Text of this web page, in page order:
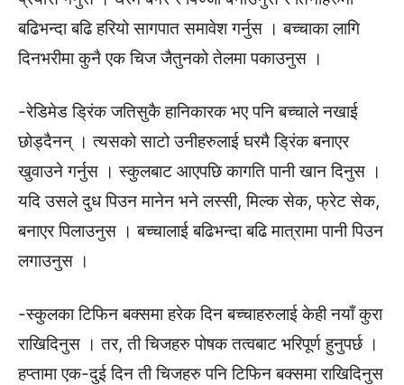
बढिभन्दा बढि हरियो सागपात समावेश गर्नुस । बच्चाका लागि
दिनभरीमा कुनै एक चिज जैतुनको तेलमा पकाउनुस ।
-रेडिमेड डि्रंक जतिसुकै हानिकारक भए पनि बच्चाले नखाई
छोड्दैनन् । त्यसको साटो उनीहरुलाई घरमै डि्रंक बनाएर
खुवाउने गर्नुस । स्कुलबाट आएपछि कागति पानी खान दिनुस ।
यदि उसले दुध पिउन मानेन भने लस्सी, मिल्क सेक, फ्रेट सेक,
बनाएर पिलाउनुस । बच्चालाई बढिभन्दा बढि मात्रामा पानी पिउन
लगाउनुस ।
-स्कुलका टिफिन बक्समा हरेक दिन बच्चाहरुलाई केही नयाँ कुरा
राखिदिनुस । तर, ती चिजहरु पोषक तत्वबाट भरिपूर्ण हुनुपर्छ ।
हप्तामा एक-दुई दिन ती चिजहरु पनि टिफिन बक्समा राखिदिनुस